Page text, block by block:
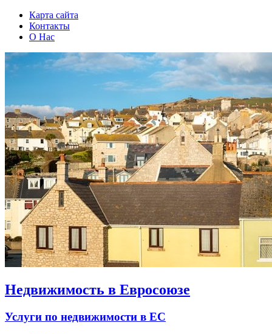
Карта сайта
Контакты
О Нас
Недвижимость в Евросоюзе
Услуги по недвижимости в ЕС